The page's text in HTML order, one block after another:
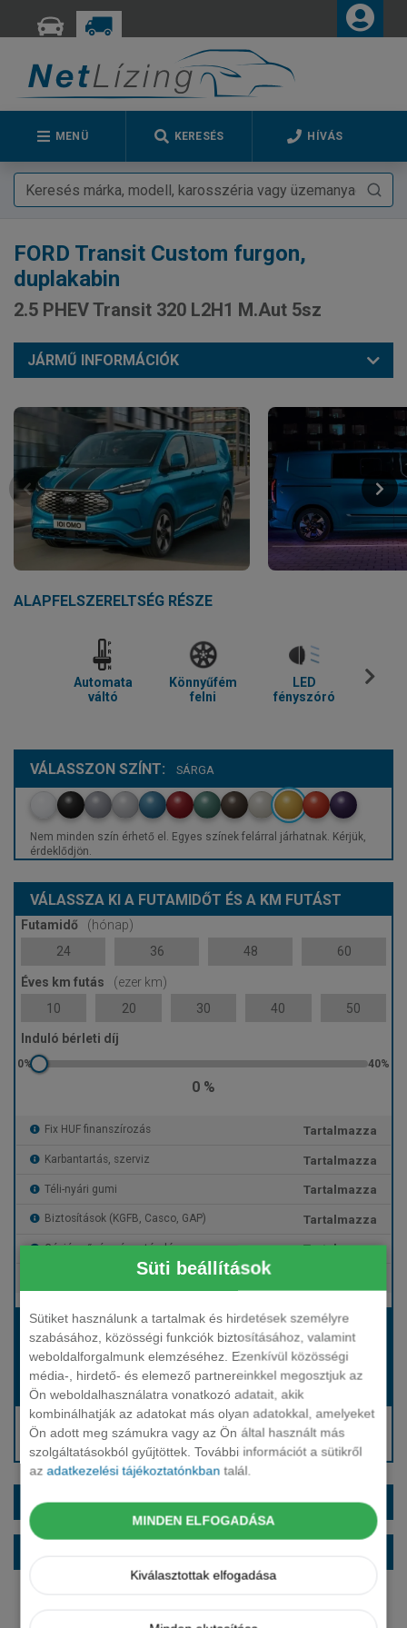
Süti beállítások
Sütiket használunk a tartalmak és hirdetések személyre
szabásához, közösségi funkciók biztosításához, valamint
weboldalforgalmunk elemzéséhez. Ezenkívül közösségi
média-, hirdető- és elemező partnereinkkel megosztjuk az
Ön weboldalhasználatra vonatkozó adatait, akik
kombinálhatják az adatokat más olyan adatokkal, amelyeket
Ön adott meg számukra vagy az Ön által használt más
szolgáltatásokból gyűjtöttek. További információt a sütikről
azadatkezelési tájékoztatónkban talál.
MINDEN ELFOGADÁSA
Kiválasztottak elfogadása
MENÜ KERESÉS HÍVÁS
FORD Transit Custom furgon,
duplakabin
2.5 PHEV Transit 320 L2H1 M.Aut 5sz
JÁRMŰ INFORMÁCIÓK
ALAPFELSZERELTSÉG RÉSZE
Automata
váltó
Könnyűfém
felni
LED
fényszóró
VÁLASSZON SZÍNT: SÁRGA
Nem minden szín érhető el. Egyes színek felárral járhatnak. Kérjük,
érdeklődjön.
VÁLASSZA KI A FUTAMIDŐT ÉS A KM FUTÁST
Futamidő
(hónap)
24
36 48 60
Éves km futás
(ezer km)
10
20 30 40 50
Induló bérleti díj
0 %
Fix HUF finanszírozás Tartalmazza
Karbantartás, szerviz Tartalmazza
Téli-nyári gumi Tartalmazza
Biztosítások (KGFB, Casco, GAP) Tartalmazza
Gépjármű- és cégautóadó Tartalmazza
Európai assistance
Bérleti díj:
Hívjon bennünket!
Induló bérleti díj: Hívjon bennünket!
Hívjon: +36 1 888 0088
Kérjen visszahívást!
EXTRÁK ÉS SZÍNEK